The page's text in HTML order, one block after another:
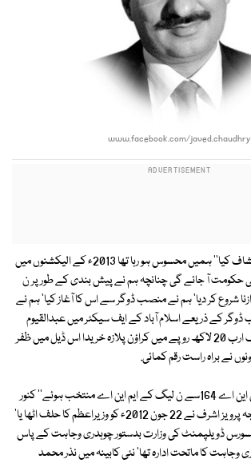
www.facebook.com/javed.chaudhry
کنور واحدخورشید نے انکشاف کیا'' ہمیں محسوس ہو رہا تھا 2013ء کے الیکشنوں میں
حکومت آ جائے گی چنانچہ ہم نے پیش بندی کے طور پر ن
شروع کر دیا' ہم نے منصب ڈوگر سے اس کا آغاز کیا' ہم نے
کو منصب ڈوگر کے ذریعے اسلام آباد کے ایف سیکٹر میں عبدالقیوم
نامی ایک شخص سے ایک ارب 20 لاکھ روپے میں کراؤن پلازہ خریدا اس ڈیل میں ظفر
نے براہ راست رقم کمائی.
منصب ڈوگر 2013ء میں این اے 164سے ن لیگ کے ایم این اے منتخب ہوئے'' کنور
خورشید نے دعویٰ کیا''راجہ پرویز اشرف نے 22 جون 2012ء کو وزیراعظم کا حلف اٹھا یا'
ریسورس ڈویلپمنٹ کی وزارت بدستور چوہدری وجاہت کے پاس
وجاہت کا ماتحت ادارہ تھا' نئی کابینہ میں نذر محمد